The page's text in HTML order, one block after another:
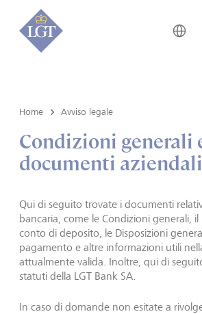
Home Avviso legale
Condizioni generali
documenti aziendali
Qui di seguito trovate i documenti
bancaria, come le Condizioni generali,
conto di deposito, le Disposizioni
pagamento e altre informazioni utili
attualmente valida. Inoltre, qui di
statuti della LGT Bank SA.
In caso di domande non esitate a